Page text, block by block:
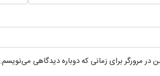
در مرورگر برای زمانی که دوباره دیدگاهی می‌نویسم.